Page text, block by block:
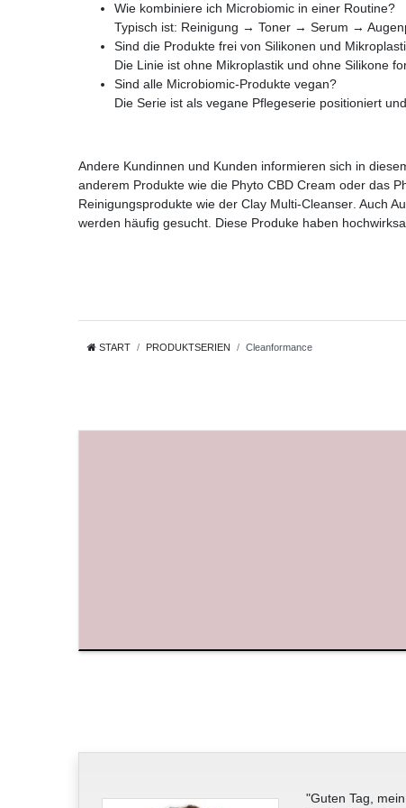
Wie kombiniere ich Microbiomic in einer Routine?
Typisch ist: Reinigung → Toner → Serum →
Sind die Produkte frei von Silikonen und
Die Linie ist ohne Mikroplastik und ohne Silikone
Sind alle Microbiomic-Produkte vegan?
Die Serie ist als vegane Pflegeserie positioniert
Andere Kundinnen und Kunden informieren sich in
anderem Produkte wie die Phyto CBD Cream oder das
Reinigungsprodukte wie der Clay Multi-Cleanser . Auch
werden häufig gesucht. Diese Produke haben
START PRODUKTSERIEN Cleanformance
"Guten Tag,